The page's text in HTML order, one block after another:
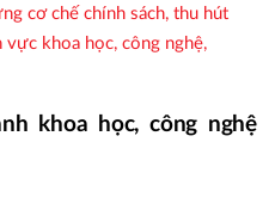
cơ chế chính sách, thu hút
khoa học, công nghệ,
khoa học, công nghệ